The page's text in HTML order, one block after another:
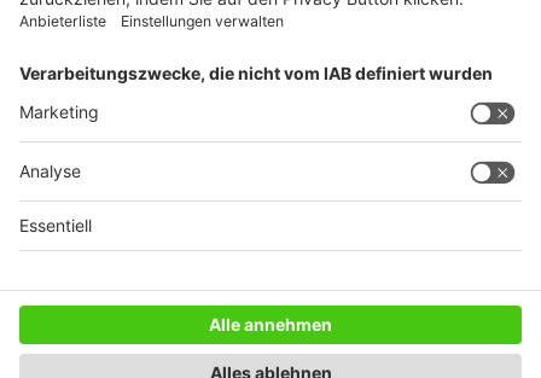
Reisemobil International
SERVICE
Datenschutz
Newsletter